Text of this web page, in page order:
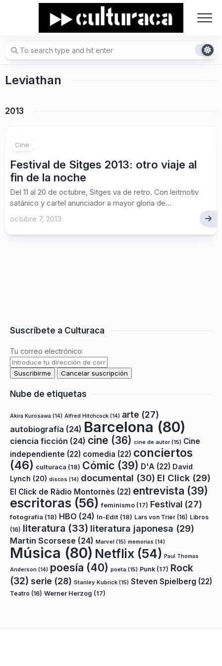
Leviathan
2013
Cine
Festival de Sitges 2013: otro viaje al
fin de la noche
Del 11 al 20 de octubre, Sitges va de retro. Con leitmotiv
satánico y cartel anunciador a mayor gloria de...
octubre 7, 2013
Suscríbete a Culturaca
Tu correo electrónico:
Nube de etiquetas
Akira Kurosawa (14) Alfred Hitchcock (14) arte (27)
autobiografía (24) Barcelona (80)
ciencia ficción (24) cine (36) cine de autor(15) Cine
independiente (22) comedia (22) conciertos
(46) culturaca (18) Cómic (39) D'A (22) David
Lynch (20) discos (14) documental (30) El Click (29)
El Click de Ràdio Montornès (22) entrevista (39)
escritoras (56) feminismo (17) Festival (27)
fotografía (18) HBO (24) In-Edit (18) Lars von Trier (16) Libros
(16) literatura (33) literatura japonesa (29)
Martin Scorsese (24) Marvel (15) memorias (14)
Música (80) Netflix (54) Paul Thomas
Anderson (14) poesía (40) poeta (15) Punk (17) Rock
(32) serie (28) Stanley Kubrick (15) Steven Spielberg (22)
Teatro (16) Werner Herzog (17)